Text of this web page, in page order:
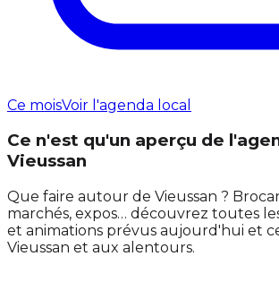
Ce moisVoir l'agenda local
Ce n'est qu'un aperçu de
Vieussan
Que faire autour de Vieussan ?
marchés, expos… découvrez toutes
et animations prévus aujourd'hui et
Vieussan et aux alentours.